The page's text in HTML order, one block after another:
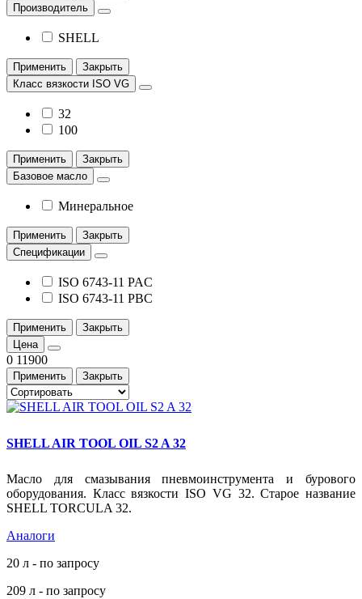
Производитель
SHELL
Применить
Закрыть
Класс вязкости ISO VG
32
100
Применить
Закрыть
Базовое масло
Минеральное
Применить
Закрыть
Спецификации
ISO 6743-11 PAC
ISO 6743-11 PBC
Применить
Закрыть
Цена
0 11900
Применить Закрыть
SHELL AIR TOOL OIL S2 A 32
Масло для смазывания пневмоинструмента и бурового
оборудования. Класс вязкости ISO VG 32. Старое название
SHELL TORCULA 32.
Аналоги
20 л - по запросу
209 л - по запросу